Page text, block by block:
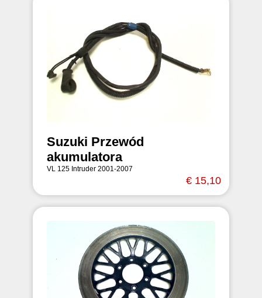
Suzuki Przewód
akumulatora
VL 125 Intruder 2001-2007
€ 15,10